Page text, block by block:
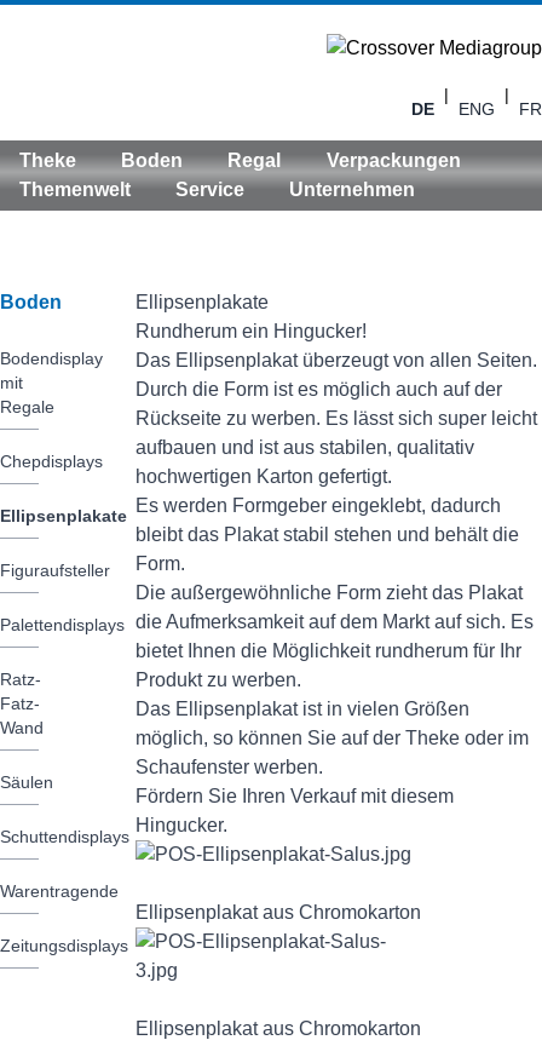
DE
|
ENG
|
FR
Theke Boden Regal
Verpackungen
Themenwelt
Service Unternehmen
Boden
Bodendisplay
mit
Regale
Chepdisplays
Ellipsenplakate
Figuraufsteller
Palettendisplays
Ratz-
Fatz-
Wand
Säulen
Schuttendisplays
Warentragende
Zeitungsdisplays
Ellipsenplakate
Rundherum ein Hingucker!
Das Ellipsenplakat überzeugt von allen Seiten.
Durch die Form ist es möglich auch auf der
Rückseite zu werben. Es lässt sich super leicht
aufbauen und ist aus stabilen, qualitativ
hochwertigen Karton gefertigt.
Es werden Formgeber eingeklebt, dadurch
bleibt das Plakat stabil stehen und behält die
Form.
Die außergewöhnliche Form zieht das Plakat
die Aufmerksamkeit auf dem Markt auf sich. Es
bietet Ihnen die Möglichkeit rundherum für Ihr
Produkt zu werben.
Das Ellipsenplakat ist in vielen Größen
möglich, so können Sie auf der Theke oder im
Schaufenster werben.
Fördern Sie Ihren Verkauf mit diesem
Hingucker.
Ellipsenplakat aus Chromokarton
Ellipsenplakat aus Chromokarton